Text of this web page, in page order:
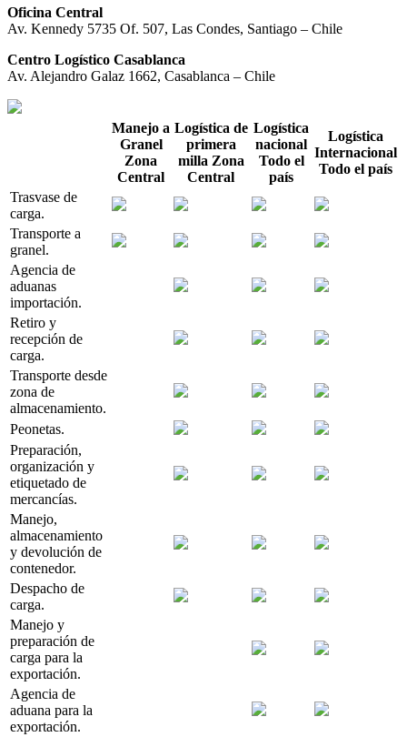
Oficina Central
Av. Kennedy 5735 Of. 507, Las Condes, Santiago – Chile
Centro Logístico Casablanca
Av. Alejandro Galaz 1662, Casablanca – Chile
Manejo a
Granel
Zona
Central
Logística de
primera
milla Zona
Central
Logística
nacional
Todo el
país
Logística
Internacional
Todo el país
Trasvase de
carga.
Transporte a
granel.
Agencia de
aduanas
importación.
Retiro y
recepción de
carga.
Transporte desde
zona de
almacenamiento.
Peonetas.
Preparación,
organización y
etiquetado de
mercancías.
Manejo,
almacenamiento
y devolución de
contenedor.
Despacho de
carga.
Manejo y
preparación de
carga para la
exportación.
Agencia de
aduana para la
exportación.